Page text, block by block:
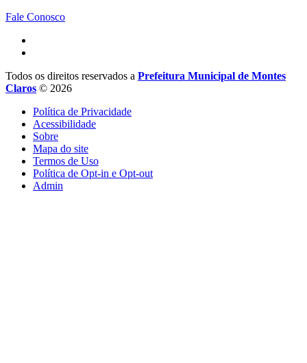
Fale Conosco
Todos os direitos reservados a Prefeitura Municipal de Montes
Claros © 2026
Política de Privacidade
Acessibilidade
Sobre
Mapa do site
Termos de Uso
Política de Opt-in e Opt-out
Admin